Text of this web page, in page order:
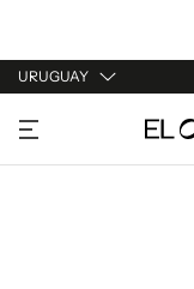
URUGUAY
URUGUAY
ARGENTINA